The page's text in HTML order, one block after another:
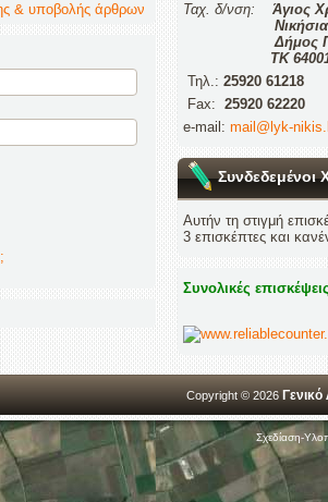
& υποβολής άρθρων Ταχ. δ/νση:
Άγιος
Δήμος
ΤΚ
Τηλ.: 25920 61218
Fax: 25920 62220
e-mail: mail@lyk-
Συνδεδεμένοι
Αυτήν τη στιγμή
3 επισκέπτες και
Συνολικές
Copyright © 2026
Σχεδίαση-